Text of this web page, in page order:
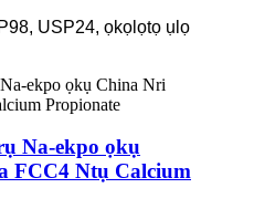
USP24, ọkọlọtọ ụlọ
Na-ekpo ọkụ
FCC4 Ntụ Calcium